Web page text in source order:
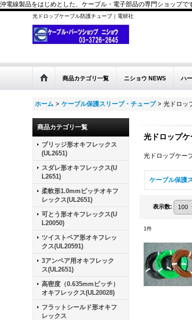
沖電線製品をはじめとした、ケーブル・電子部品の専門ショップ
光ドロップケーブル防護チューブ｜電研社
商品カテゴリ一覧 ニショウ NEWS ハ
ホーム > ケーブル保護スリーブ・チューブ > 光ドロッ
商品カテゴリ一覧
ブリッジ形オキフレックス
(UL2651)
スダレ形オキフレックス(U
L2651)
柔軟形1.0mmピッチオキフ
レックス(UL2651)
可とう形オキフレックス(U
L20050)
ツイストペア形オキフレッ
クス(UL20591)
3アンペア用オキフレック
ス(UL2651)
高密度（0.635mmピッチ）
オキフレックス(UL20028)
フラットシールド形オキフ
レックス
光ドロップ
光ドロップケー
表示数:
1件